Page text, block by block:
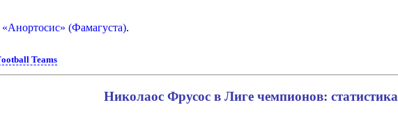
«Анортосис» (Фамагуста).
Teams
Николаос Фрусос в Лиге чемпионов: статистика